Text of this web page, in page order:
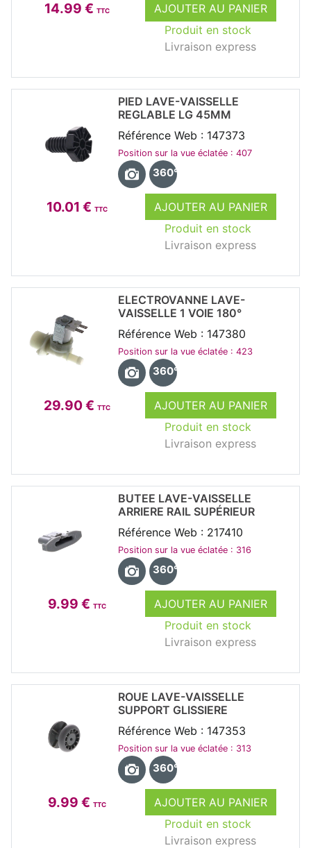
14.99 € TTC
AJOUTER AU PANIER
Produit en stock
Livraison express
10.01 € TTC
AJOUTER AU PANIER
Produit en stock
Livraison express
PIED LAVE-VAISSELLE
REGLABLE LG 45MM
Référence Web : 147373
Position sur la vue éclatée : 407
360°
29.90 € TTC
AJOUTER AU PANIER
Produit en stock
Livraison express
ELECTROVANNE LAVE-
VAISSELLE 1 VOIE 180°
Référence Web : 147380
Position sur la vue éclatée : 423
360°
9.99 € TTC
AJOUTER AU PANIER
Produit en stock
Livraison express
BUTEE LAVE-VAISSELLE
ARRIERE RAIL SUPÉRIEUR
Référence Web : 217410
Position sur la vue éclatée : 316
360°
9.99 € TTC
AJOUTER AU PANIER
Produit en stock
Livraison express
ROUE LAVE-VAISSELLE
SUPPORT GLISSIERE
Référence Web : 147353
Position sur la vue éclatée : 313
360°